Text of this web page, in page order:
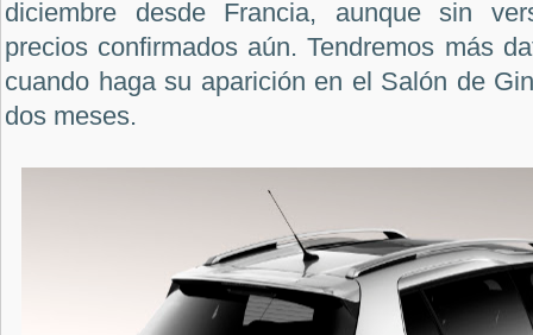
diciembre desde Francia, aunque sin
precios confirmados aún. Tendremos más
cuando haga su aparición en el Salón de
dos meses.